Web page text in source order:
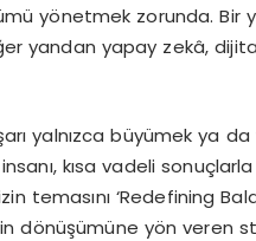
yönetmek zorunda. Bir
yandan yapay zekâ,
yalnızca büyümek ya
kısa vadeli
temasını ‘Redefining
dönüşümüne yön veren